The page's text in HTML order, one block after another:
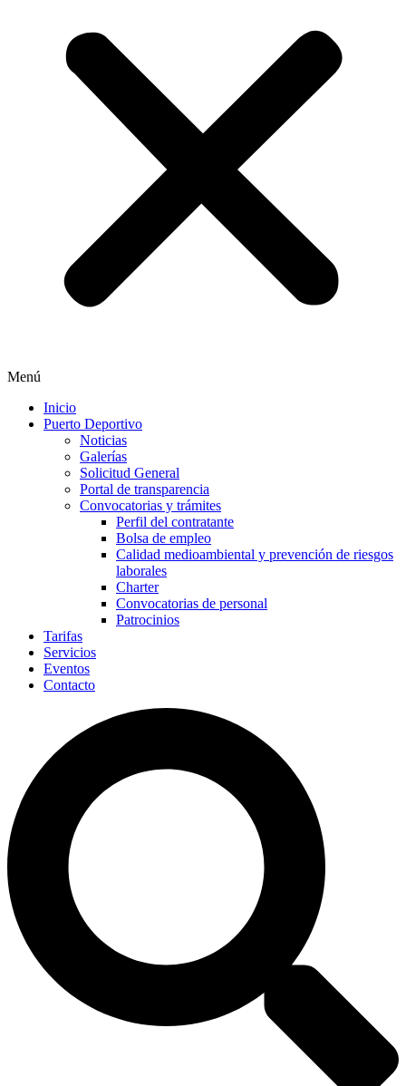
Menú
Inicio
Puerto Deportivo
Noticias
Galerías
Solicitud General
Portal de transparencia
Convocatorias y trámites
Perfil del contratante
Bolsa de empleo
Calidad medioambiental y prevención de riesgos
laborales
Charter
Convocatorias de personal
Patrocinios
Tarifas
Servicios
Eventos
Contacto